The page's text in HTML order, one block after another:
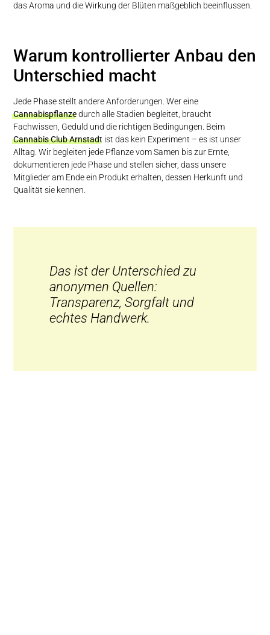
das Aroma und die Wirkung der Blüten maßgeblich beeinflussen.
Warum kontrollierter Anbau den
Unterschied macht
Jede Phase stellt andere Anforderungen. Wer eine
Cannabispflanzedurch alle Stadien begleitet, braucht
Fachwissen, Geduld und die richtigen Bedingungen. Beim
Cannabis Club Arnstadt ist das kein Experiment – es ist unser
Alltag. Wir begleiten jede Pflanze vom Samen bis zur Ernte,
dokumentieren jede Phase und stellen sicher, dass unsere
Mitglieder am Ende ein Produkt erhalten, dessen Herkunft und
Qualität sie kennen.
Das ist der Unterschied zu
anonymen Quellen:
Transparenz, Sorgfalt und
echtes Handwerk.